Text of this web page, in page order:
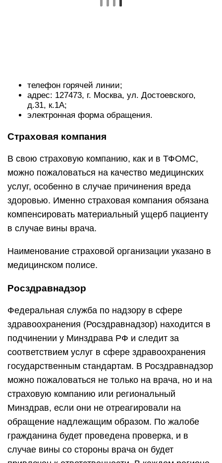
телефон горячей линии;
адрес: 127473, г. Москва, ул. Достоевского,
д.31, к.1А;
электронная форма обращения.
Страховая компания
В свою страховую компанию, как и в ТФОМС,
можно пожаловаться на качество медицинских
услуг, особенно в случае причинения вреда
здоровью. Именно страховая компания обязана
компенсировать материальный ущерб пациенту
в случае вины врача.
Наименование страховой организации указано в
медицинском полисе.
Росздравнадзор
Федеральная служба по надзору в сфере
здравоохранения (Росздравнадзор) находится в
подчинении у Минздрава РФ и следит за
соответствием услуг в сфере здравоохранения
государственным стандартам. В Росздравнадзор
можно пожаловаться не только на врача, но и на
страховую компанию или региональный
Минздрав, если они не отреагировали на
обращение надлежащим образом. По жалобе
гражданина будет проведена проверка, и в
случае вины со стороны врача он будет